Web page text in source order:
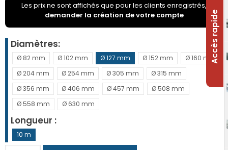
Les prix ne sont affichés que pour les clients enregistrés,
demander la création de votre compte
Diamètres
Ø 82 mm Ø 102 mm Ø 127 mm Ø 152 mm
Ø 160 mm
Ø 204 mm
Ø 254 mm Ø 305 mm
Ø 315 mm
Ø 356 mm
Ø 406 mm Ø 457 mm
Ø 508 mm
Ø 558 mm
Ø 630 mm
Longueur
10 m
Accès rapide